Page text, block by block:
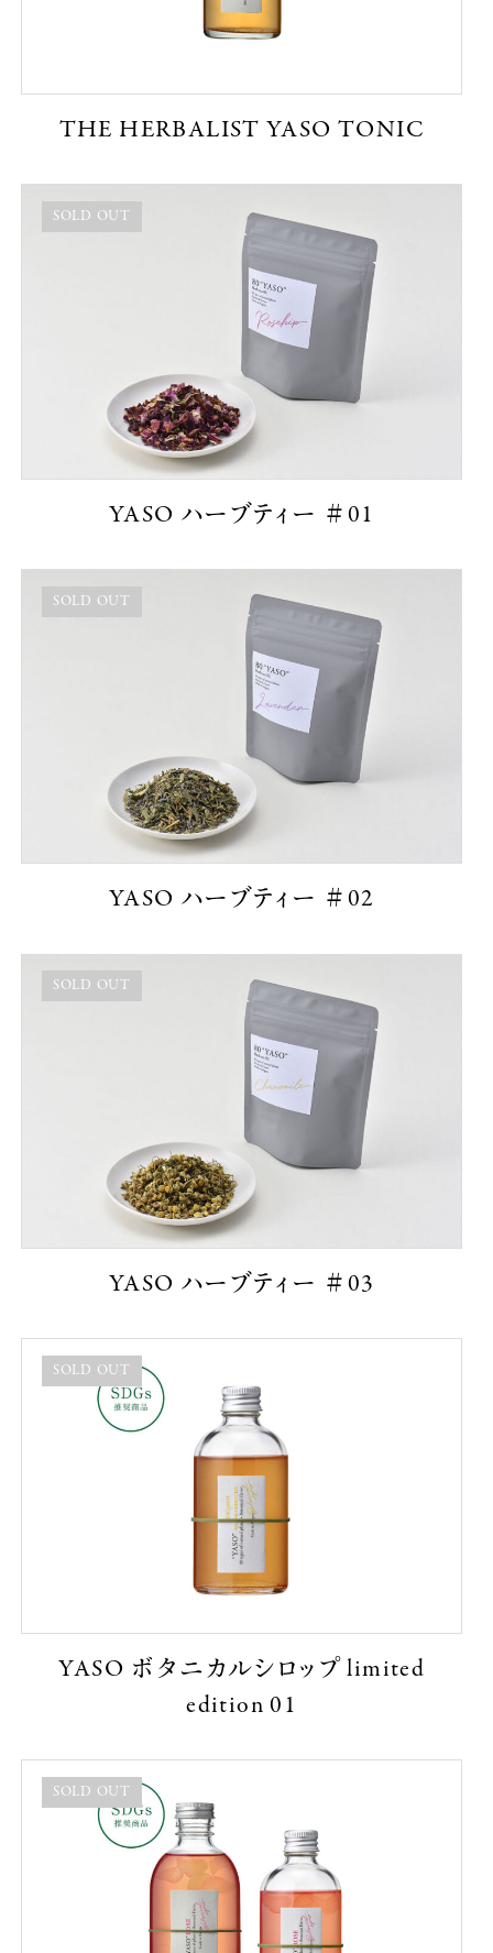
THE HERBALIST YASO TONIC
YASO ハーブティー ＃01
YASO ハーブティー ＃02
YASO ハーブティー ＃03
YASO ボタニカルシロップ limited
edition 01